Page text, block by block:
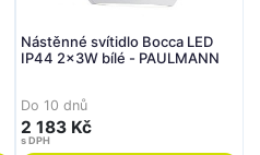
Nástěnné svítidlo Bocca LED
IP44 2x3W bílé - PAULMANN
Do 10 dnů
2 183 Kč
s DPH